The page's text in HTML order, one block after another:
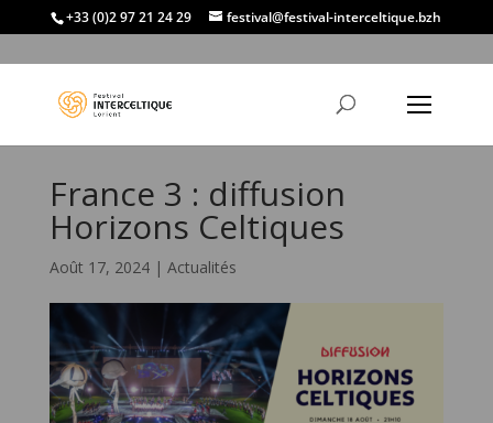
+33 (0)2 97 21 24 29 festival@festival-interceltique.bzh
France 3 : diffusion
Horizons Celtiques
Août 17, 2024| Actualités